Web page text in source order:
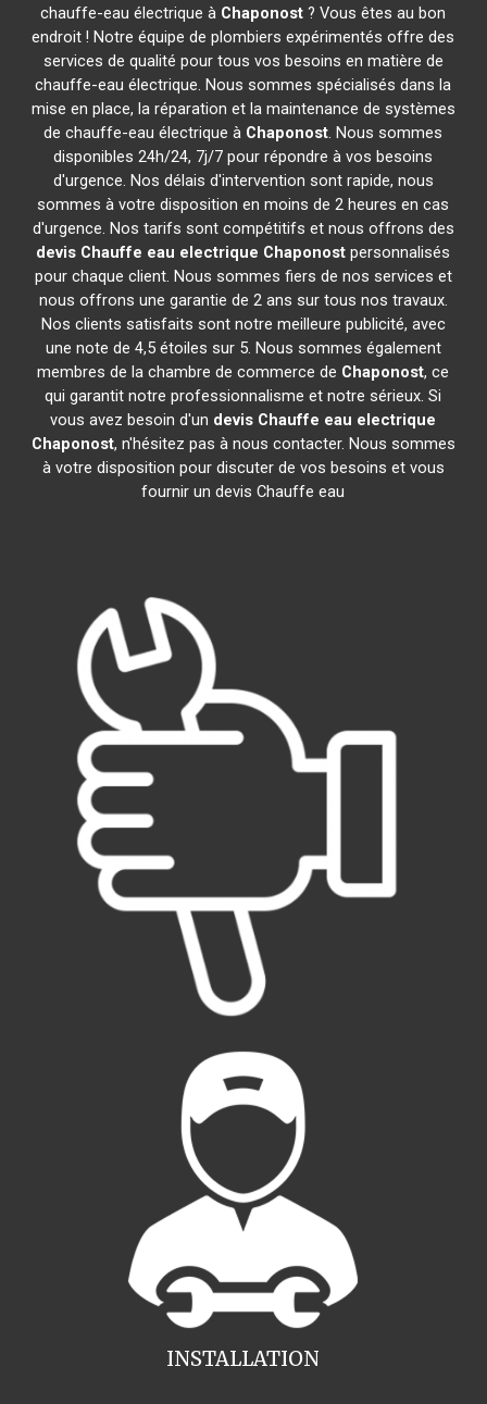
chauffe-eau électrique à Chaponost ? Vous êtes au bon
endroit ! Notre équipe de plombiers expérimentés offre des
services de qualité pour tous vos besoins en matière de
chauffe-eau électrique. Nous sommes spécialisés dans la
mise en place, la réparation et la maintenance de systèmes
de chauffe-eau électrique à Chaponost. Nous sommes
disponibles 24h/24, 7j/7 pour répondre à vos besoins
d'urgence. Nos délais d'intervention sont rapide, nous
sommes à votre disposition en moins de 2 heures en cas
d'urgence. Nos tarifs sont compétitifs et nous offrons des
devis Chauffe eau electrique Chaponost personnalisés
pour chaque client. Nous sommes fiers de nos services et
nous offrons une garantie de 2 ans sur tous nos travaux.
Nos clients satisfaits sont notre meilleure publicité, avec
une note de 4,5 étoiles sur 5. Nous sommes également
membres de la chambre de commerce de Chaponost, ce
qui garantit notre professionnalisme et notre sérieux. Si
vous avez besoin d'un devis Chauffe eau electrique
Chaponost, n'hésitez pas à nous contacter. Nous sommes
à votre disposition pour discuter de vos besoins et vous
fournir un devis Chauffe eau
INSTALLATION